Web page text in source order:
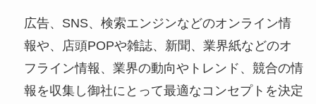
広告、SNS、検索エンジンなどのオンライン情
報や、店頭POPや雑誌、新聞、業界紙などのオ
フライン情報、業界の動向やトレンド、競合の情
報を収集し御社にとって最適なコンセプトを決定